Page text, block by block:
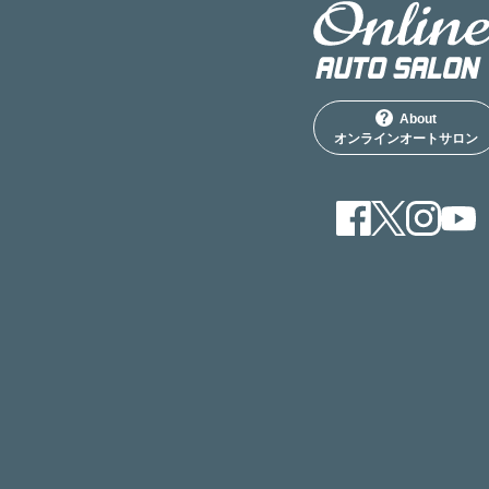
About
オンラインオートサロン